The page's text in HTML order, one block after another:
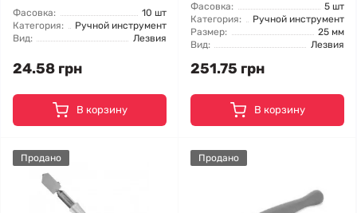
Фасовка:
10 шт
Категория:
Ручной инструмент
Вид:
Лезвия
24.58 грн
В корзину
Фасовка:
5 шт
Категория:
Ручной инструмент
Размер:
25 мм
Вид:
Лезвия
251.75 грн
В корзину
Продано Продано